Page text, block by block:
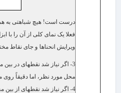
درست است! هیچ شباهتی به هم
ویرایش انحنا​ها و جای نقاط
3- اگر نیاز شد نقطه​ای در
محل مورد نظر، اما دقیقاً روی
4- اگر نیاز شد نقطه​ای از